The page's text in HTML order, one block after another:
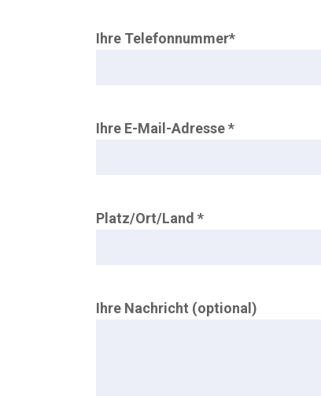
Ihre Telefonnummer*
Ihre E-Mail-Adresse *
Platz/Ort/Land *
Ihre Nachricht (optional)